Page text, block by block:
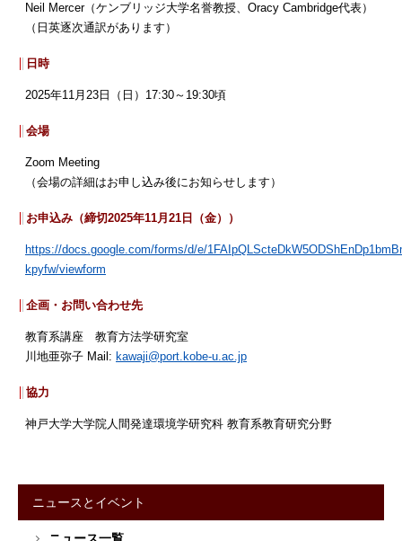
Neil Mercer（ケンブリッジ大学名誉教授、Oracy Cambridge代表）
（日英逐次通訳があります）
日時
2025年11月23日（日）17:30～19:30頃
会場
Zoom Meeting
（会場の詳細はお申し込み後にお知らせします）
お申込み（締切2025年11月21日（金））
https://docs.google.com/forms/d/e/
kpyfw/viewform
企画・お問い合わせ先
教育系講座 教育方法学研究室
川地亜弥子 Mail: kawaji@port.kobe-u.ac.jp
協力
神戸大学大学院人間発達環境学研究科 教育系教育研究分野
ニュースとイベント